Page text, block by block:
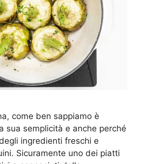
come ben sappiamo è
sua semplicità e anche perché
ingredienti freschi e
Sicuramente uno dei piatti